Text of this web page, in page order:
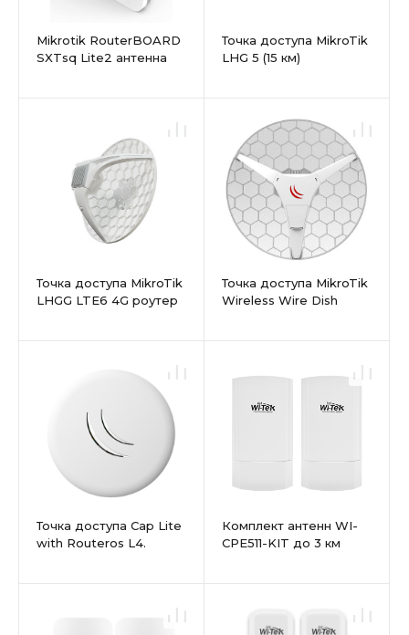
Mikrotik RouterBOARD
SXTsq Lite2 антенна
Точка доступа MikroTik
LHG 5 (15 км)
Точка доступа MikroTik
LHGG LTE6 4G роутер
Точка доступа MikroTik
Wireless Wire Dish
Точка доступа Cap Lite
with Routeros L4.
Комплект антенн WI-
CPE511-KIT до 3 км